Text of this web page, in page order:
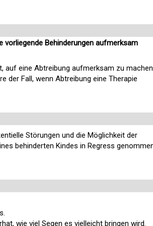
Behinderungen aufmerksam
auf eine Abtreibung aufmerksam zu machen
der Fall, wenn Abtreibung eine Therapie
Störungen und die Möglichkeit der
behinderten Kindes in Regress
wie viel Segen es vielleicht bringen wird.